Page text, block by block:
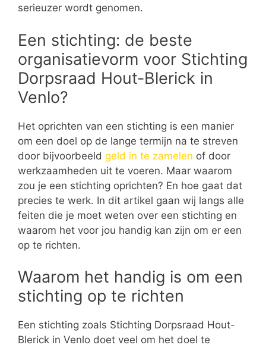
serieuzer wordt genomen.
Een stichting: de beste
organisatievorm voor Stichting
Dorpsraad Hout-Blerick in
Venlo?
Het oprichten van een stichting is een manier
om een doel op de lange termijn na te streven
door bijvoorbeeld geld in te zamelen of door
werkzaamheden uit te voeren. Maar waarom
zou je een stichting oprichten? En hoe gaat dat
precies te werk. In dit artikel gaan wij langs alle
feiten die je moet weten over een stichting en
waarom het voor jou handig kan zijn om er een
op te richten.
Waarom het handig is om een
stichting op te richten
Een stichting zoals Stichting Dorpsraad Hout-
Blerick in Venlo doet veel om het doel te